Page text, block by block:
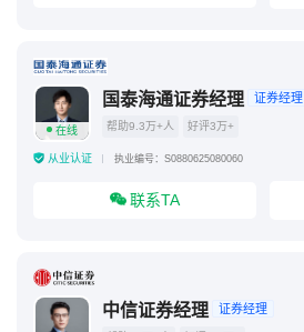
在线
国泰海通证券经理 证券经理
帮助9.3万+人 好评3万+
从业认证 执业编号：S0880625080060
联系TA
中信证券经理 证券经理